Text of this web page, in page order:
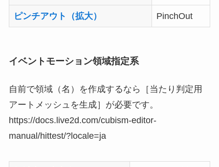
ピンチアウト（拡大） PinchOut
イベントモーション領域指定系
自前で領域（名）を作成するなら［当たり判定用
アートメッシュを生成］が必要です。
https://docs.live2d.com/cubism-editor-
manual/hittest/?locale=ja